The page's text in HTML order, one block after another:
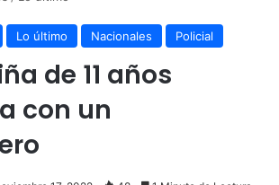
Lo último Nacionales Policial
de 11 años
con un